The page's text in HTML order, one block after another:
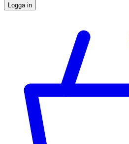
Logga in